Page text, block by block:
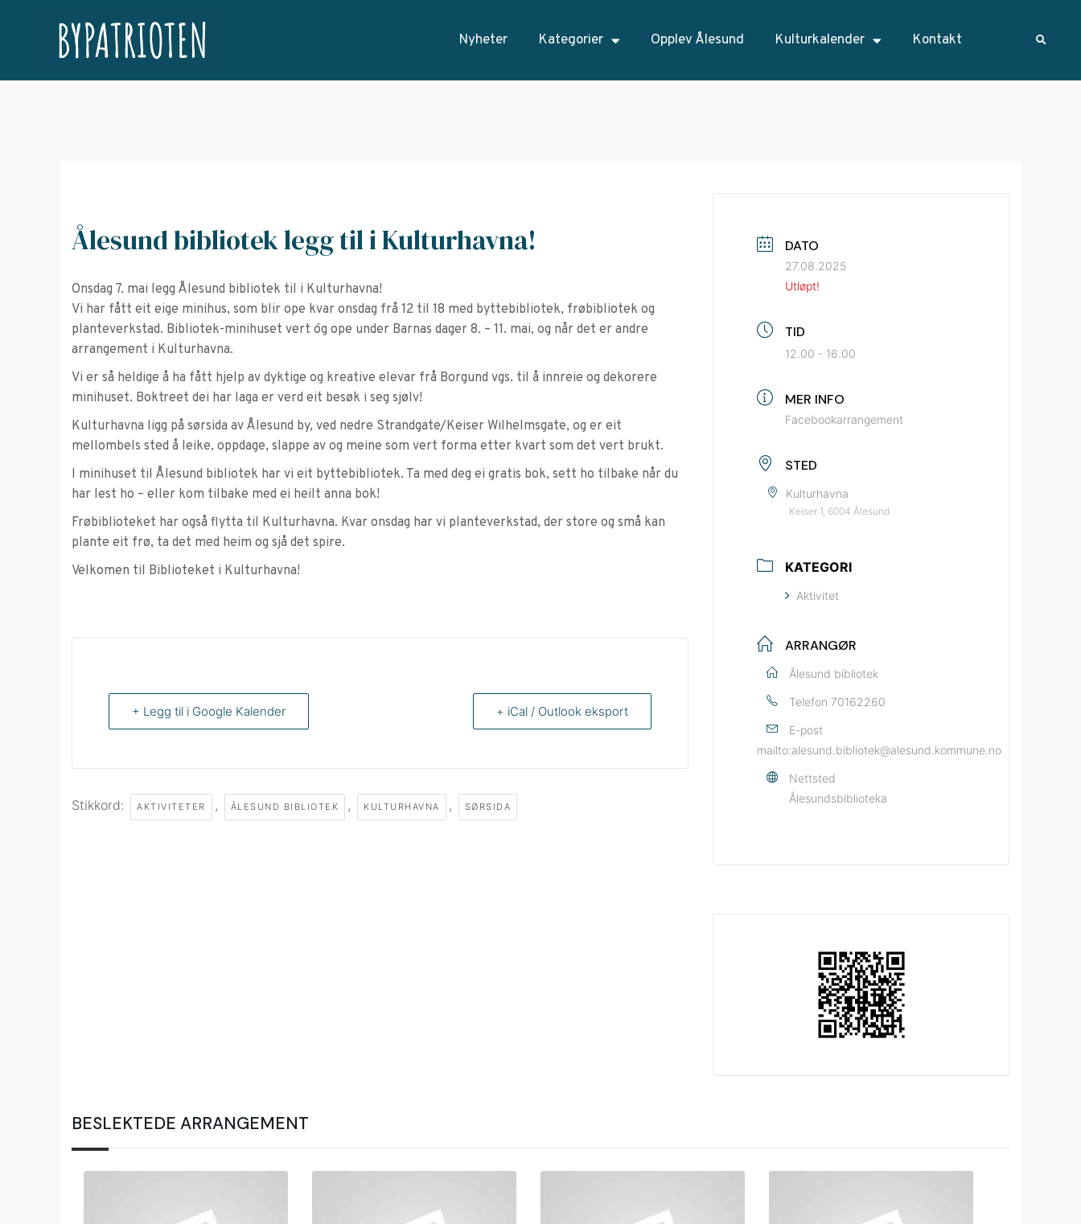
Nyheter Kategorier Opplev Ålesund Kulturkalender Kontakt
Ålesund bibliotek legg til i Kulturhavna!
Onsdag 7. mai legg Ålesund bibliotek til i Kulturhavna!
Vi har fått eit eige minihus, som blir ope kvar onsdag frå 12 til 18 med byttebibliotek, frøbibliotek og
planteverkstad. Bibliotek-minihuset vert óg ope under Barnas dager 8. – 11. mai, og når det er andre
arrangement i Kulturhavna.
Vi er så heldige å ha fått hjelp av dyktige og kreative elevar frå Borgund vgs. til å innreie og dekorere
minihuset. Boktreet dei har laga er verd eit besøk i seg sjølv!
Kulturhavna ligg på sørsida av Ålesund by, ved nedre Strandgate/Keiser Wilhelmsgate, og er eit
mellombels sted å leike, oppdage, slappe av og meine som vert forma etter kvart som det vert brukt.
I minihuset til Ålesund bibliotek har vi eit byttebibliotek. Ta med deg ei gratis bok, sett ho tilbake når du
har lest ho – eller kom tilbake med ei heilt anna bok!
Frøbiblioteket har også flytta til Kulturhavna. Kvar onsdag har vi planteverkstad, der store og små kan
plante eit frø, ta det med heim og sjå det spire.
Velkomen til Biblioteket i Kulturhavna!
+ Legg til i Google Kalender + iCal / Outlook eksport
Stikkord: AKTIVITETER , ÅLESUND BIBLIOTEK , KULTURHAVNA , SØRSIDA
DATO
27.08.2025
Utløpt!
TID
12.00 - 16.00
MER INFO
Facebookarrangement
STED
Kulturhavna
Keiser 1, 6004 Ålesund
KATEGORI
Aktivitet
ARRANGØR
Ålesund bibliotek
Telefon 70162260
E-post
mailto:alesund.bibliotek@alesund.kommune.no
Nettsted
Ålesundsbiblioteka
BESLEKTEDE ARRANGEMENT